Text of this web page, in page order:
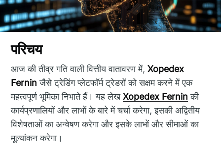
परिचय
आज की तीव्र गति वाली वित्तीय वातावरण में,Xopedex
Fernin जैसे ट्रेडिंग प्लेटफॉर्म ट्रेडरों को सक्षम करने में एक
महत्वपूर्ण भूमिका निभाते हैं। यह लेखXopedex Fernin की
कार्यप्रणालियों और लाभों के बारे में चर्चा करेगा, इसकी अद्वितीय
विशेषताओं का अन्वेषण करेगा और इसके लाभों और सीमाओं का
मूल्यांकन करेगा।